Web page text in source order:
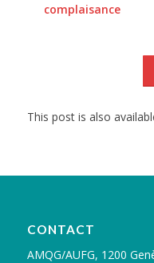
complaisance
This post is also
CONTACT
AMQG/AUFG, 1200